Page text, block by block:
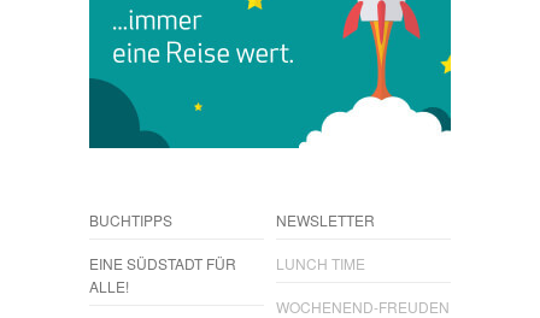
BUCHTIPPS
EINE SÜDSTADT FÜR
ALLE!
NEWSLETTER
LUNCH TIME
WOCHENEND-FREUDEN